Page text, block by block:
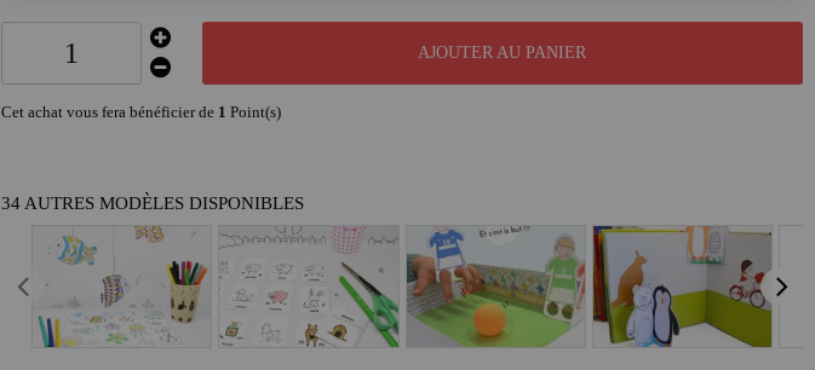
AJOUTER AU PANIER
Cet achat vous fera bénéficier de 1 Point(s)
34 AUTRES MODÈLES DISPONIBLES